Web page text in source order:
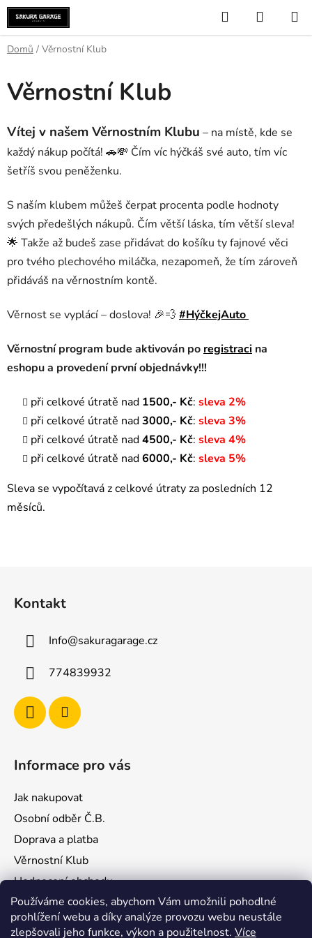
Používáme cookies, abychom Vám umožnili pohodlné
prohlížení webu a díky analýze provozu webu neustále
zlepšovali jeho funkce, výkon a použitelnost. Více
Přejít
na
obsah
Hledat
KOŠÍK
Domů / Věrnostní Klub
Věrnostní Klub
Vítej v našem Věrnostním Klubu – na místě, kde se
každý nákup počítá! 🚗💸 Čím víc hýčkáš své auto, tím víc
šetříš svou peněženku.
S naším klubem můžeš čerpat procenta podle hodnoty
svých předešlých nákupů. Čím větší láska, tím větší sleva!
🌟 Takže až budeš zase přidávat do košíku ty fajnové věci
pro tvého plechového miláčka, nezapomeň, že tím zároveň
přidáváš na věrnostním kontě.
Věrnost se vyplácí – doslova! 🎉💨 #HýčkejAuto
Věrnostní program bude aktivován po registraci na
eshopu a provedení první objednávky!!!
při celkové útratě nad 1500,- Kč: sleva 2%
při celkové útratě nad3000,- Kč: sleva 3%
při celkové útratě nad4500,- Kč: sleva 4%
při celkové útratě nad6000,- Kč: sleva 5%
Sleva se vypočítavá z celkové útraty za posledních 12
měsíců.
Kontakt
Info@sakuragarage.cz
774839932
Informace pro vás
Jak nakupovat
Osobní odběr Č.B.
Doprava a platba
Věrnostní Klub
Hodnocení obchodu
Kontakty
Obchodní podmínky